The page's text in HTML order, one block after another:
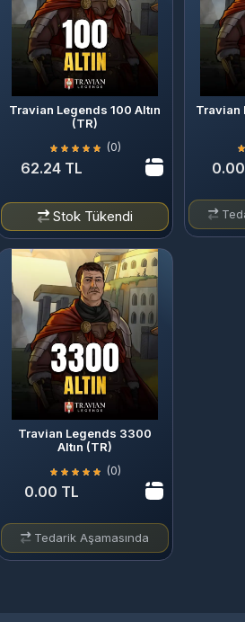
Travian Legends 100 Altın
(TR)
(0)
62.24 TL
Stok Tükendi
Travian
Travian Legends 3300
Altın (TR)
(0)
0.00 TL
Tedarik Aşamasında